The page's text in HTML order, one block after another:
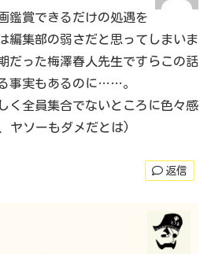
鑑賞できるだけの処遇を
編集部の弱さだと思ってしまいま
だった梅澤春人先生ですらこの話
事実もあるのに……。
く全員集合でないところに色々感
ヤソーもダメだとは)
返信